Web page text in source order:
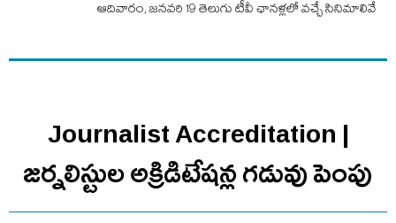
ఆదివారం, జ‌న‌వ‌రి 19 తెలుగు టీవీ ఛాన‌ళ్ల‌లో వ‌చ్చే సినిమాలివే
Journalist Accreditation |
జర్నలిస్టుల అక్రిడిటేషన్ల గడువు పెంపు